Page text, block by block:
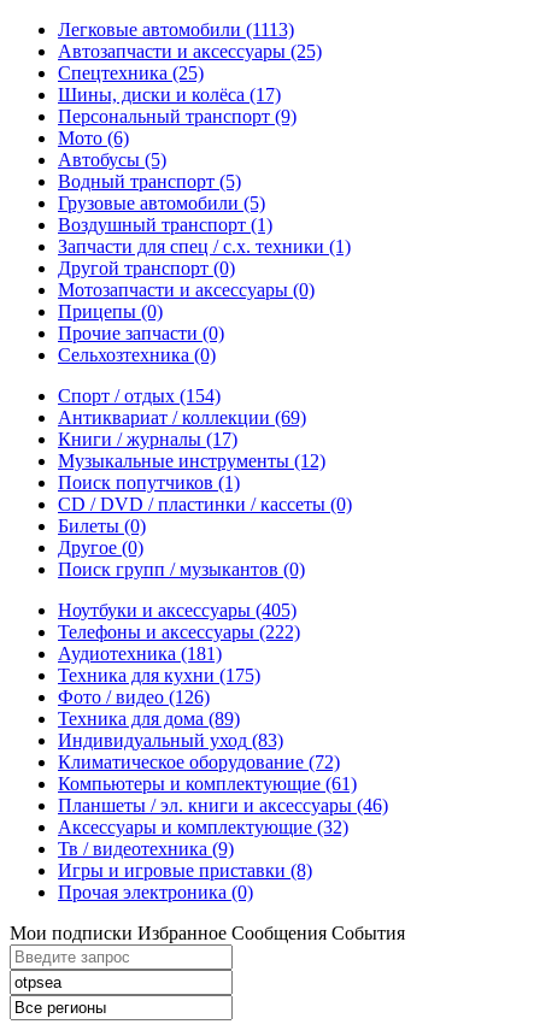
Легковые автомобили (1113)
Автозапчасти и аксессуары (25)
Спецтехника (25)
Шины, диски и колёса (17)
Персональный транспорт (9)
Мото (6)
Автобусы (5)
Водный транспорт (5)
Грузовые автомобили (5)
Воздушный транспорт (1)
Запчасти для спец / с.х. техники (1)
Другой транспорт (0)
Мотозапчасти и аксессуары (0)
Прицепы (0)
Прочие запчасти (0)
Сельхозтехника (0)
Спорт / отдых (154)
Антиквариат / коллекции (69)
Книги / журналы (17)
Музыкальные инструменты (12)
Поиск попутчиков (1)
CD / DVD / пластинки / кассеты (0)
Билеты (0)
Другое (0)
Поиск групп / музыкантов (0)
Ноутбуки и аксессуары (405)
Телефоны и аксессуары (222)
Аудиотехника (181)
Техника для кухни (175)
Фото / видео (126)
Техника для дома (89)
Индивидуальный уход (83)
Климатическое оборудование (72)
Компьютеры и комплектующие (61)
Планшеты / эл. книги и аксессуары (46)
Аксессуары и комплектующие (32)
Тв / видеотехника (9)
Игры и игровые приставки (8)
Прочая электроника (0)
Мои подписки Избранное Сообщения События